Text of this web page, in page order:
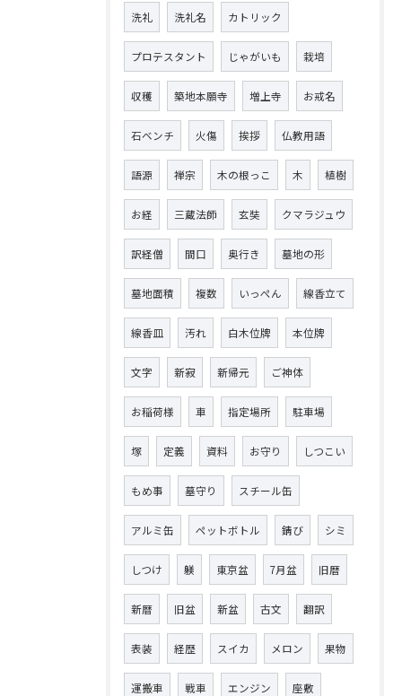
洗礼 洗礼名 カトリック
プロテスタント じゃがいも 栽培
収穫 築地本願寺 増上寺 お戒名
石ベンチ 火傷 挨拶 仏教用語
語源 禅宗 木の根っこ 木 植樹
お経 三蔵法師 玄奘 クマラジュウ
訳経僧 間口 奥行き 墓地の形
墓地面積 複数 いっぺん 線香立て
線香皿 汚れ 白木位牌 本位牌
文字 新寂 新帰元 ご神体
お稲荷様 車 指定場所 駐車場
塚 定義 資料 お守り しつこい
もめ事 墓守り スチール缶
アルミ缶 ペットボトル 錆び シミ
しつけ 躾 東京盆 7月盆 旧暦
新暦 旧盆 新盆 古文 翻訳
表装 経歴 スイカ メロン 果物
運搬車 戦車 エンジン 座敷